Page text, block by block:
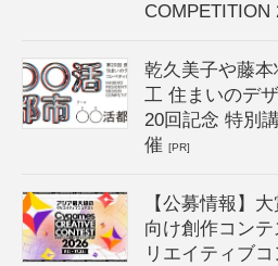
COMPETITION
乾久美子や藤
工 住まいのデ
20回記念 特別
催[PR]
【公募情報】
向け創作コン
リエイティブ